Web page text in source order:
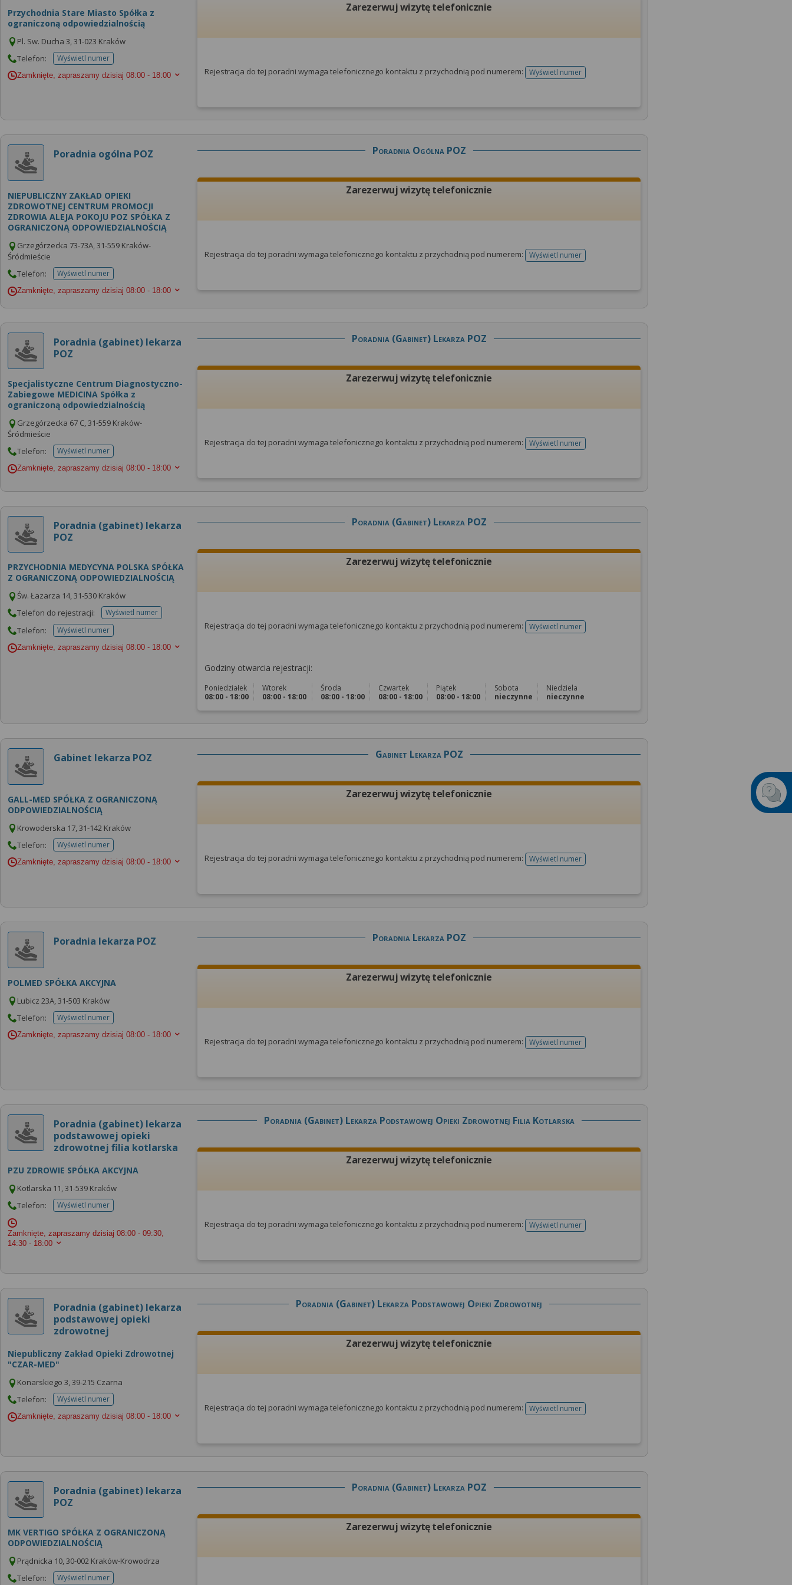
Przychodnia Stare Miasto Spółka z
ograniczoną odpowiedzialnością
Pl. Sw. Ducha 3, 31-023 Kraków
Telefon:
Wyświetl numertelefonu do placowki
Zamknięte, zapraszamy dzisiaj 08:00 - 18:00
Zarezerwuj wizytę telefonicznie
Rejestracja do tej poradni wymaga telefonicznego kontaktu z przychodnią pod numerem: Wyświetl numertelefonu do rejestracji
Poradnia ogólna POZ
NIEPUBLICZNY ZAKŁAD OPIEKI
ZDROWOTNEJ CENTRUM PROMOCJI
ZDROWIA ALEJA POKOJU POZ SPÓŁKA Z
OGRANICZONĄ ODPOWIEDZIALNOŚCIĄ
Grzegórzecka 73-73A, 31-559 Kraków-
Śródmieście
Telefon:
Wyświetl numertelefonu do placowki
Zamknięte, zapraszamy dzisiaj 08:00 - 18:00
Poradnia Ogólna POZ
Zarezerwuj wizytę telefonicznie
Rejestracja do tej poradni wymaga telefonicznego kontaktu z przychodnią pod numerem: Wyświetl numertelefonu do rejestracji
Poradnia (gabinet) lekarza
POZ
Specjalistyczne Centrum Diagnostyczno-
Zabiegowe MEDICINA Spółka z
ograniczoną odpowiedzialnością
Grzegórzecka 67 C, 31-559 Kraków-
Śródmieście
Telefon:
Wyświetl numertelefonu do placowki
Zamknięte, zapraszamy dzisiaj 08:00 - 18:00
Poradnia (gabinet) Lekarza POZ
Zarezerwuj wizytę telefonicznie
Rejestracja do tej poradni wymaga telefonicznego kontaktu z przychodnią pod numerem: Wyświetl numertelefonu do rejestracji
Poradnia (gabinet) lekarza
POZ
PRZYCHODNIA MEDYCYNA POLSKA SPÓŁKA
Z OGRANICZONĄ ODPOWIEDZIALNOŚCIĄ
Św. Łazarza 14, 31-530 Kraków
Telefon do rejestracji:
Wyświetl numertelefonu do rejestracji
Telefon: Wyświetl numertelefonu do placowki
Zamknięte, zapraszamy dzisiaj 08:00 - 18:00
Poradnia (gabinet) Lekarza POZ
Zarezerwuj wizytę telefonicznie
Rejestracja do tej poradni wymaga telefonicznego kontaktu z przychodnią pod numerem: Wyświetl numertelefonu do rejestracji
Godziny otwarcia rejestracji:
Poniedziałek
08:00 - 18:00
Wtorek
08:00 - 18:00
Środa
08:00 - 18:00
Czwartek
08:00 - 18:00
Piątek
08:00 - 18:00
Sobota
nieczynne
Niedziela
nieczynne
Gabinet lekarza POZ
GALL-MED SPÓŁKA Z OGRANICZONĄ
ODPOWIEDZIALNOŚCIĄ
Krowoderska 17, 31-142 Kraków
Telefon:
Wyświetl numertelefonu do placowki
Zamknięte, zapraszamy dzisiaj 08:00 - 18:00
Gabinet Lekarza POZ
Zarezerwuj wizytę telefonicznie
Rejestracja do tej poradni wymaga telefonicznego kontaktu z przychodnią pod numerem: Wyświetl numertelefonu do rejestracji
Poradnia lekarza POZ
POLMED SPÓŁKA AKCYJNA
Lubicz 23A, 31-503 Kraków
Telefon:
Wyświetl numertelefonu do placowki
Zamknięte, zapraszamy dzisiaj 08:00 - 18:00
Poradnia Lekarza POZ
Zarezerwuj wizytę telefonicznie
Rejestracja do tej poradni wymaga telefonicznego kontaktu z przychodnią pod numerem: Wyświetl numertelefonu do rejestracji
Poradnia (gabinet) lekarza
podstawowej opieki
zdrowotnej filia kotlarska
PZU ZDROWIE SPÓŁKA AKCYJNA
Kotlarska 11, 31-539 Kraków
Telefon:
Wyświetl numertelefonu do placowki
Zamknięte, zapraszamy dzisiaj 08:00 - 09:30,
14:30 - 18:00
Poradnia (gabinet) Lekarza Podstawowej Opieki Zdrowotnej Filia Kotlarska
Zarezerwuj wizytę telefonicznie
Rejestracja do tej poradni wymaga telefonicznego kontaktu z przychodnią pod numerem: Wyświetl numertelefonu do rejestracji
Poradnia (gabinet) lekarza
podstawowej opieki
zdrowotnej
Niepubliczny Zakład Opieki Zdrowotnej
"CZAR-MED"
Konarskiego 3, 39-215 Czarna
Telefon:
Wyświetl numertelefonu do placowki
Zamknięte, zapraszamy dzisiaj 08:00 - 18:00
Poradnia (gabinet) Lekarza Podstawowej Opieki Zdrowotnej
Zarezerwuj wizytę telefonicznie
Rejestracja do tej poradni wymaga telefonicznego kontaktu z przychodnią pod numerem: Wyświetl numertelefonu do rejestracji
Poradnia (gabinet) lekarza
POZ
MK VERTIGO SPÓŁKA Z OGRANICZONĄ
ODPOWIEDZIALNOŚCIĄ
Prądnicka 10, 30-002 Kraków-Krowodrza
Telefon:
Wyświetl numertelefonu do placowki
Poradnia (gabinet) Lekarza POZ
Zarezerwuj wizytę telefonicznie